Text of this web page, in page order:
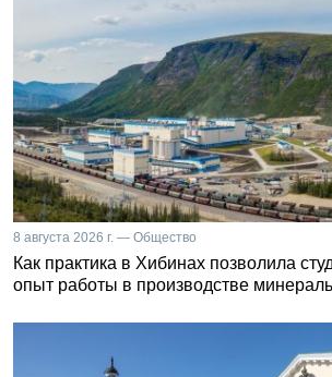
8 августа 2026 г. — Общество
Как практика в Хибинах позволила
опыт работы в производстве